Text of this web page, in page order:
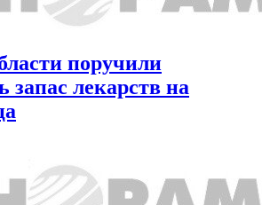
поручили
запас лекарств на